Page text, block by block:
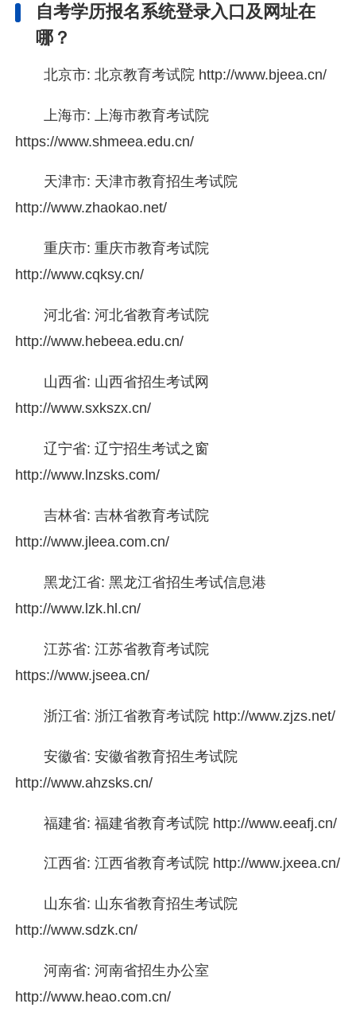
自考学历报名系统登录入口及网址在
哪？
北京市: 北京教育考试院 http://www.bjeea.cn/
上海市: 上海市教育考试院
https://www.shmeea.edu.cn/
天津市: 天津市教育招生考试院
http://www.zhaokao.net/
重庆市: 重庆市教育考试院
http://www.cqksy.cn/
河北省: 河北省教育考试院
http://www.hebeea.edu.cn/
山西省: 山西省招生考试网
http://www.sxkszx.cn/
辽宁省: 辽宁招生考试之窗
http://www.lnzsks.com/
吉林省: 吉林省教育考试院
http://www.jleea.com.cn/
黑龙江省: 黑龙江省招生考试信息港
http://www.lzk.hl.cn/
江苏省: 江苏省教育考试院
https://www.jseea.cn/
浙江省: 浙江省教育考试院 http://www.zjzs.net/
安徽省: 安徽省教育招生考试院
http://www.ahzsks.cn/
福建省: 福建省教育考试院 http://www.eeafj.cn/
江西省: 江西省教育考试院 http://www.jxeea.cn/
山东省: 山东省教育招生考试院
http://www.sdzk.cn/
河南省: 河南省招生办公室
http://www.heao.com.cn/